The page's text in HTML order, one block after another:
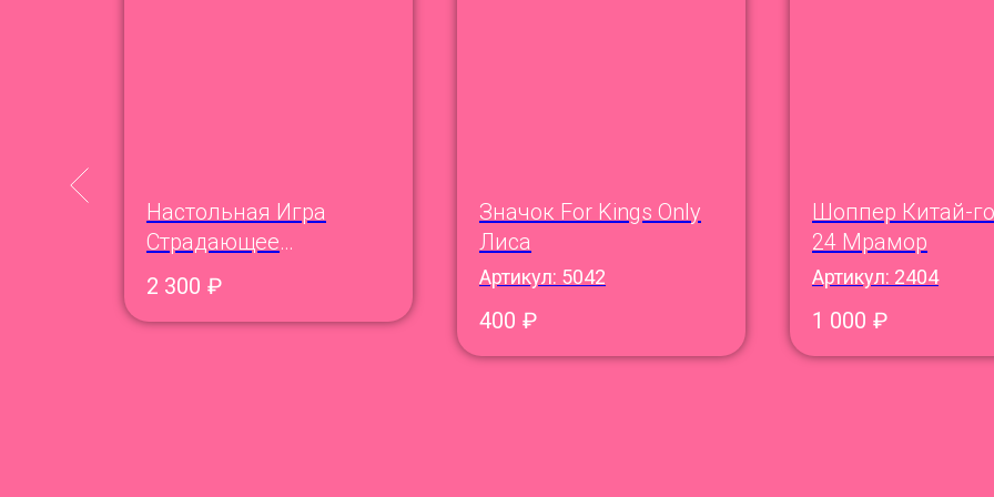
Настольная Игра
Страдающее
Средневековье
2 300 ₽
Значок For Kings Only
Лиса
Артикул: 5042
400 ₽
Шоппер Китай-
24 Мрамор
Артикул: 2404
1 000 ₽